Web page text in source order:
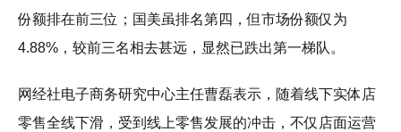
份额排在前三位；国美虽排名第四，但市场份额仅为
4.88%，较前三名相去甚远，显然已跌出第一梯队。
网经社电子商务研究中心主任曹磊表示，随着线下实体店
零售全线下滑，受到线上零售发展的冲击，不仅店面运营